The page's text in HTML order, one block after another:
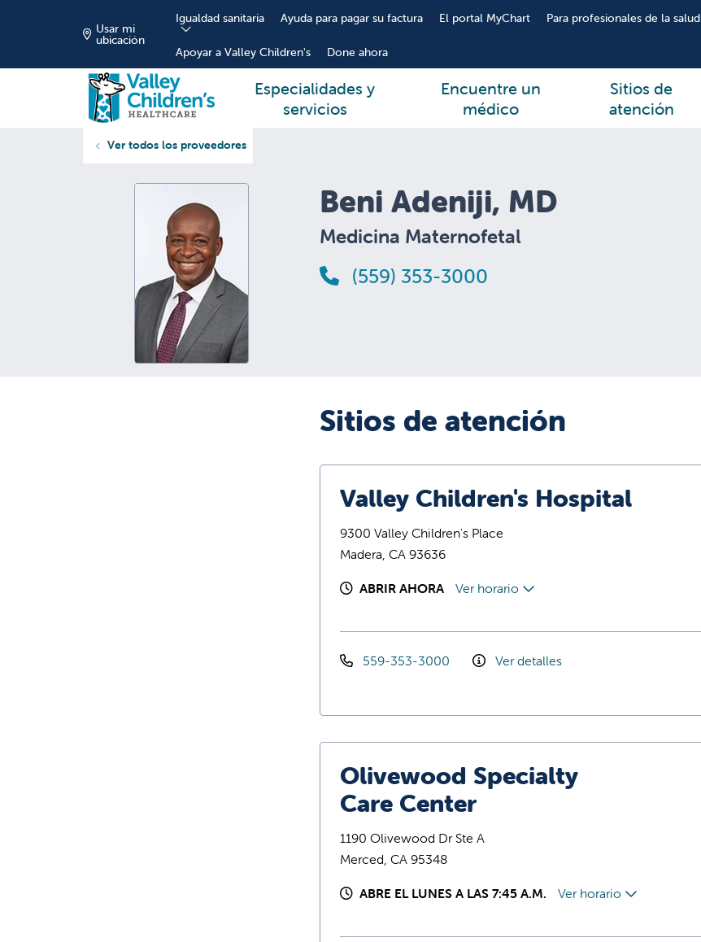
Usar mi
ubicación
Igualdad sanitaria Ayuda para pagar su factura El portal MyChart Para profesionales de la salud
Apoyar a Valley Children's Done ahora
Especialidades y
servicios
Encuentre un
médico
Sitios de
atención
Ver todos los proveedores
Beni Adeniji, MD
Medicina Maternofetal
(559) 353-3000
Sitios de atención
Valley Children's Hospital
9300 Valley Children's Place
Madera, CA 93636
ABRIR AHORA Ver horario
559-353-3000 Ver detalles
Olivewood Specialty
Care Center
1190 Olivewood Dr Ste A
Merced, CA 95348
ABRE EL LUNES A LAS 7:45 A.M. Ver horario